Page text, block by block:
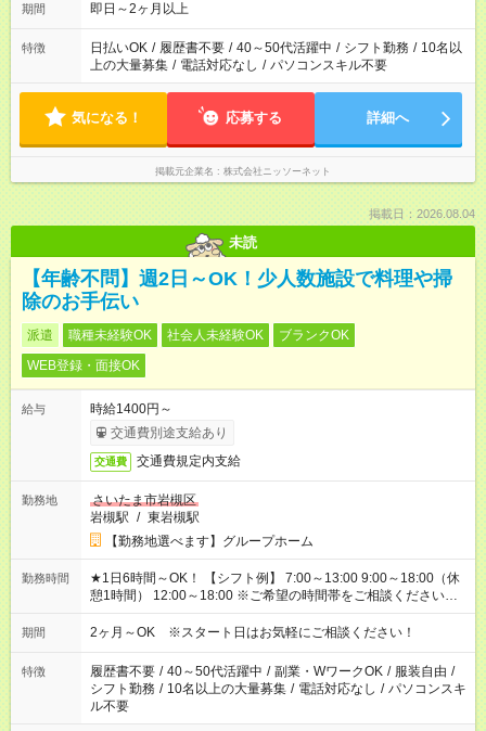
期間 即日～2ヶ月以上
特徴 日払いOK / 履歴書不要 / 40～50代活躍中 / シフト勤務 / 10名以
上の大量募集 / 電話対応なし / パソコンスキル不要
気になる！ 応募する 詳細へ
掲載元企業名 株式会社ニッソーネット
掲載日：2026.08.04
未読
【年齢不問】週2日～OK！少人数施設で料理や掃
除のお手伝い
派遣 職種未経験OK 社会人未経験OK
ブランクOK
WEB登録・面接OK
給与
時給1400円～
交通費別途支給あり
交通費 交通費規定内支給
勤務地
さいたま市岩槻区
岩槻駅 / 東岩槻駅
【勤務地選べます】グループホーム
勤務時間
★1日6時間～OK！ 【シフト例】 7:00～13:00 9:00～18:00（休
憩1時間） 12:00～18:00 ※ご希望の時間帯をご相談ください。
※日勤、夜勤のみ、変則的な勤務等も相談OK！
期間 2ヶ月～OK ※スタート日はお気軽にご相談ください！
特徴 履歴書不要 / 40～50代活躍中 / 副業・WワークOK / 服装自由 /
シフト勤務 / 10名以上の大量募集 / 電話対応なし / パソコンスキ
ル不要